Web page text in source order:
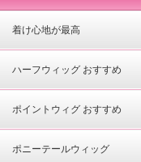
着け心地が最高
ハーフウィッグ おすすめ
ポイントウィグ おすすめ
ポニーテールウィッグ